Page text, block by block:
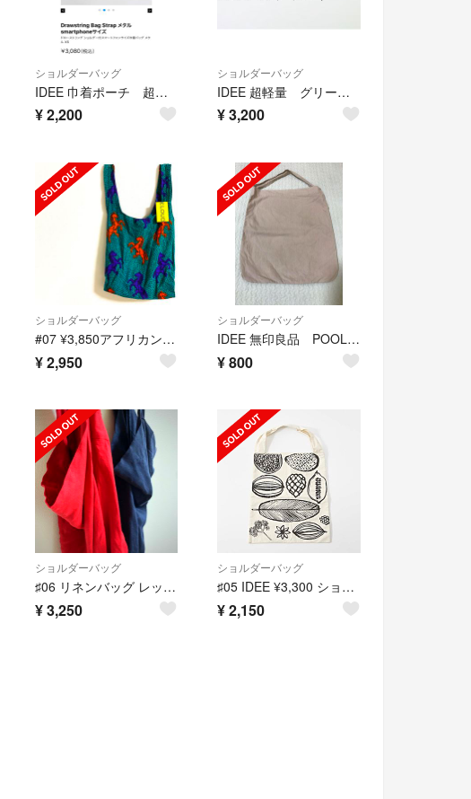
ショルダーバッグ
IDEE 巾着ポーチ 超軽量 無印 携帯ショルダーケース シルバー 巾着バッグ
¥2,200
ショルダーバッグ
IDEE 超軽量 グリーン 巾着ショルダー MUJI ショルダーバッグ
¥3,200
ショルダーバッグ
#07 ¥3,850アフリカンバティックCLOUDY 新品horse期間限定販売
¥2,950
ショルダーバッグ
IDEE 無印良品 POOL ショルダーバッグ
¥800
ショルダーバッグ
♯06 リネンバッグ レッド 新品 marché 期間限定販売
¥3,250
ショルダーバッグ
♯05 IDEE ¥3,300 ショルダーバッグ marché 期間限定販売
¥2,150